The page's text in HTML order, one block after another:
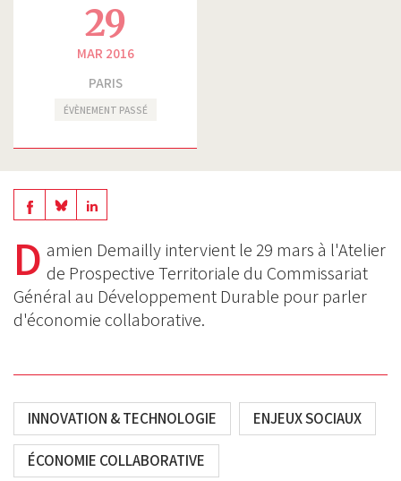
29
MAR 2016
PARIS
ÉVÈNEMENT PASSÉ
Share
on
Facebook
Share
BlueSky
Share
Linkedin
D amien Demailly intervient le 29 mars à l'Atelier
de Prospective Territoriale du Commissariat
Général au Développement Durable pour parler
d'économie collaborative.
INNOVATION & TECHNOLOGIE ENJEUX SOCIAUX
ÉCONOMIE COLLABORATIVE